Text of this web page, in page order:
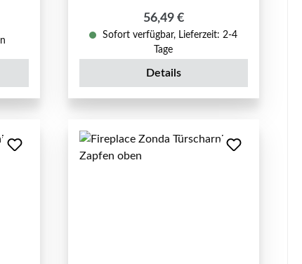
Regulärer Preis:
56,49 €
Sofort verfügbar, Lieferzeit: 2-4
Tage
Details